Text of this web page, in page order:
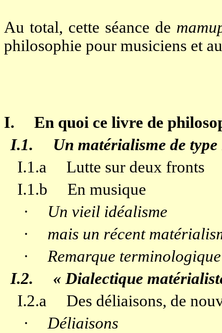
Au total, cette séance de
philosophie pour musiciens et
I.
En quoi ce livre de
I.1.
Un matérialisme de
I.1.a
Lutte sur deux fronts
I.1.b
En musique
·
Un vieil idéalisme
·
mais un récent
·
Remarque terminologique
I.2.
« Dialectique
I.2.a
Des déliaisons, de
·
Déliaisons